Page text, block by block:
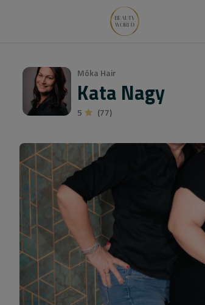
Móka Hair
Kata Nagy
5 (77)